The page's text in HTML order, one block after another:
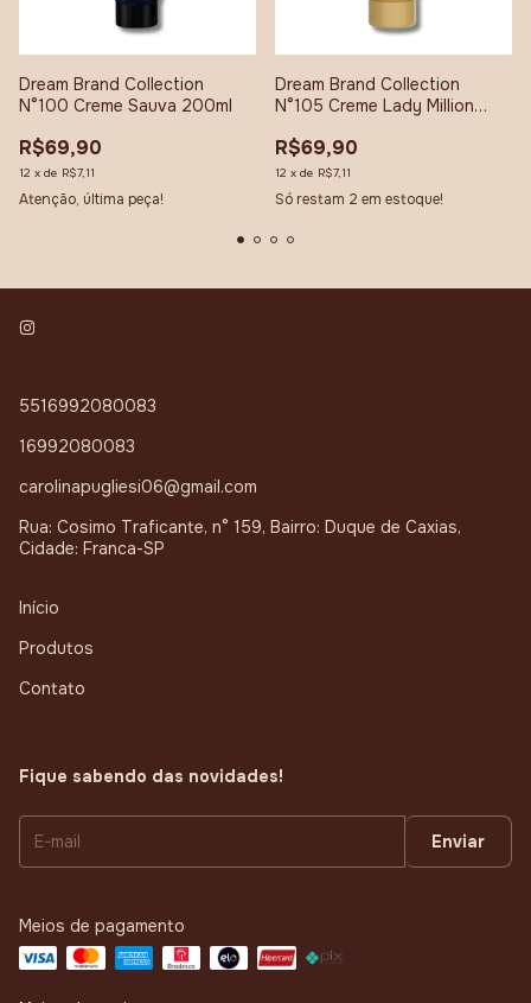
Dream Brand Collection
N°100 Creme Sauva 200ml
R$69,90
12 x de R$7,11
Atenção, última peça!
Dream Brand Collection
N°105 Creme Lady Million
R$69,90
12 x de R$7,11
Só restam 2 em estoque!
5516992080083
16992080083
carolinapugliesi06@gmail.com
Rua: Cosimo Traficante, n° 159, Bairro: Duque de Caxias,
Cidade: Franca-SP
Início
Produtos
Contato
Fique sabendo das novidades!
Meios de pagamento